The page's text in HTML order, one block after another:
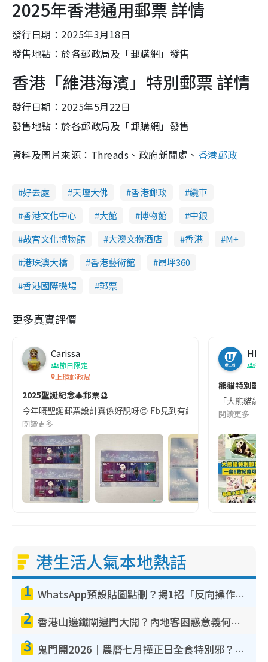
2025年香港通用郵票 詳情
發行日期：2025年3月18日
發售地點：於各郵政局及「郵購網」發售
香港「維港海濱」特別郵票 詳情
發行日期：2025年5月22日
發售地點：於各郵政局及「郵購網」發售
資料及圖片來源：Threads、政府新聞處、 香港郵政
好去處 天壇大佛 香港郵政
纜車
香港文化中心
大館 博物館
中銀
故宮文化博物館
大澳文物酒店 香港
M+
港珠澳大橋
香港藝術館
昂坪360
香港國際機場
郵票
更多真實評價
Carissa
節日限定
上環郵政局
2025聖誕紀念🎄郵票🔮
今年嘅聖誕郵票設計真係好靚呀😍 Fb見到有網友share 即刻買
閱讀更多
HK
著
熊貓特別郵
「大熊貓
閱讀更多
港生活人氣本地熱話
1 WhatsApp預設貼圖點刪？揭1招「反向操作」還原簡潔介面 附3步實測教學
2 香港山邊鐵閘邊門大開？內地客困惑意義何在！網民神回覆：呢種叫法理性防禦
3 鬼門開2026｜農曆七月撞正日全食特別邪？專家警告切忌做一事！揭4大禁忌+2招保平安